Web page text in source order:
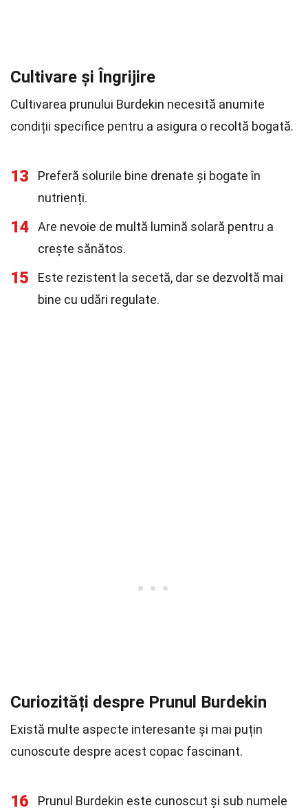
Cultivare și Îngrijire
Cultivarea prunului Burdekin necesită anumite
condiții specifice pentru a asigura o recoltă bogată.
13
Preferă solurile bine drenate și bogate în
nutrienți.
14
Are nevoie de multă lumină solară pentru a
crește sănătos.
15
Este rezistent la secetă, dar se dezvoltă mai
bine cu udări regulate.
Curiozități despre Prunul Burdekin
Există multe aspecte interesante și mai puțin
cunoscute despre acest copac fascinant.
16
Prunul Burdekin este cunoscut și sub numele